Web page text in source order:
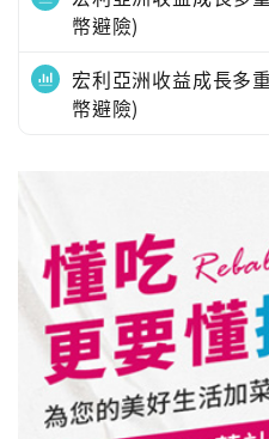
幣避險)
宏利亞洲收益成長多
幣避險)